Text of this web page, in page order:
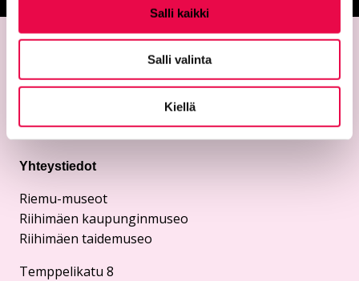
Salli kaikki
Salli valinta
Kiellä
Yhteystiedot
Riemu-museot
Riihimäen kaupunginmuseo
Riihimäen taidemuseo
Temppelikatu 8